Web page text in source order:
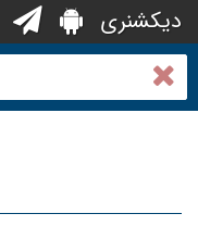
دیکشنری